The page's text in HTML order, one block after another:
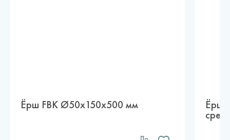
Ёрш FBK Ø50х150х500 мм Ёрш